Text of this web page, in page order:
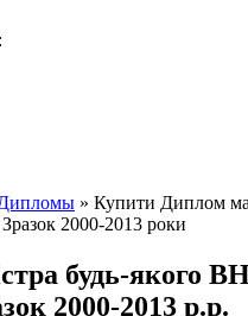
» Купити Диплом
2000-2013 роки
будь-якого
2000-2013 р.р.